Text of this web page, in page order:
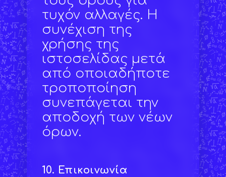
τυχόν αλλαγές. Η
συνέχιση της
χρήσης της
ιστοσελίδας μετά
από οποιαδήποτε
τροποποίηση
συνεπάγεται την
αποδοχή των νέων
όρων.
10. Επικοινωνία